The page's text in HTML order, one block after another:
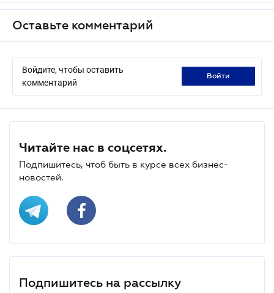
Оставьте комментарий
Войдите, чтобы оставить
комментарий
войти
Читайте нас в соцсетях.
Подпишитесь, чтоб быть в курсе всех бизнес-
новостей.
Подпишитесь на рассылку